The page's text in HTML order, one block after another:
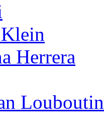
Herrera
Louboutin